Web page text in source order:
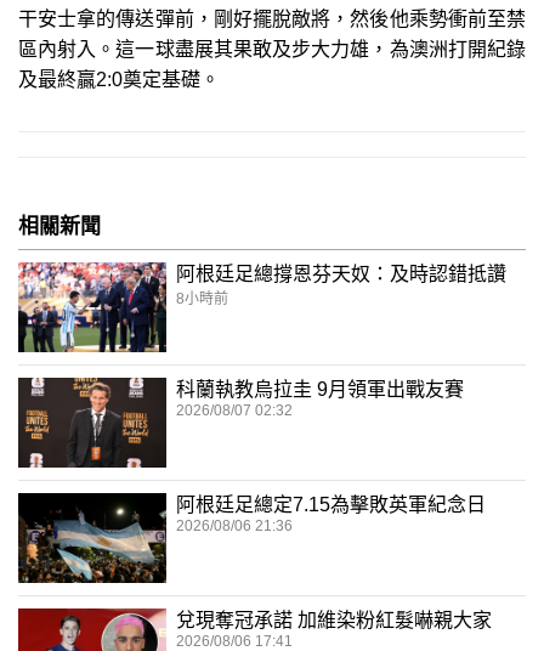
干安士拿的傳送彈前，剛好擺脫敵將，然後他乘勢衝前至禁
區內射入。這一球盡展其果敢及步大力雄，為澳洲打開紀錄
及最終贏2:0奠定基礎。
相關新聞
阿根廷足總撐恩芬天奴：及時認錯抵讚
8小時前
科蘭執教烏拉圭 9月領軍出戰友賽
2026/08/07 02:32
阿根廷足總定7.15為擊敗英軍紀念日
2026/08/06 21:36
兌現奪冠承諾 加維染粉紅髮嚇親大家
2026/08/06 17:41